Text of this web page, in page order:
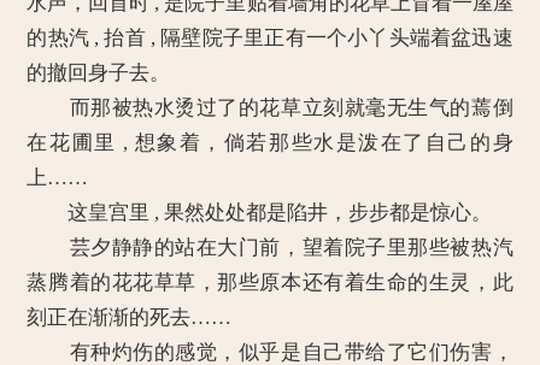
的热汽 , 抬首 , 隔壁院子里正有一个小丫头端着盆迅速
的撤回身子去。
而那被热水烫过了的花草立刻就毫无生气的蔫倒
在花圃里 , 想象着，倘若那些水是泼在了自己的身
上……
这皇宫里 , 果然处处都是陷井，步步都是惊心。
芸夕静静的站在大门前，望着院子里那些被热汽
蒸腾着的花花草草，那些原本还有着生命的生灵，此
刻正在渐渐的死去……
有种灼伤的感觉，似乎是自己带给了它们伤害，